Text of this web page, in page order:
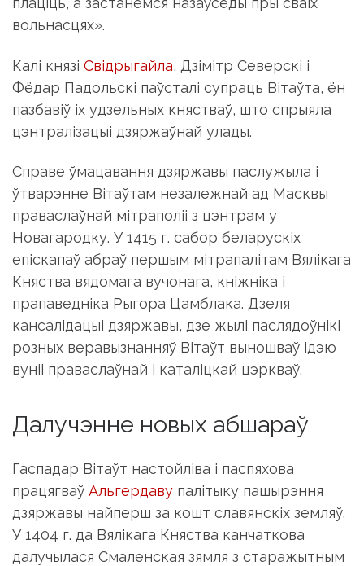
вольнасцях».
Калі князі Свідрыгайла, Дзімітр Северскі і
Фёдар Падольскі паўсталі супраць Вітаўта, ён
пазбавіў іх удзельных княстваў, што спрыяла
цэнтралізацыі дзяржаўнай улады.
Справе ўмацавання дзяржавы паслужыла і
ўтварэнне Вітаўтам незалежнай ад Масквы
праваслаўнай мітраполіі з цэнтрам у
Новагародку. У 1415 г. сабор беларускіх
епіскапаў абраў першым мітрапалітам Вялікага
Княства вядомага вучонага, кніжніка і
прапаведніка Рыгора Цамблака. Дзеля
кансалідацыі дзяржавы, дзе жылі паслядоўнікі
розных веравызнанняў Вітаўт выношваў ідэю
вуніі праваслаўнай і каталіцкай цэркваў.
Далучэнне новых абшараў
Гаспадар Вітаўт настойліва і паспяхова
працягваў Альгердаву палітыку пашырэння
дзяржавы найперш за кошт славянскіх земляў.
У 1404 г. да Вялікага Княства канчаткова
далучылася Смаленская зямля з старажытным